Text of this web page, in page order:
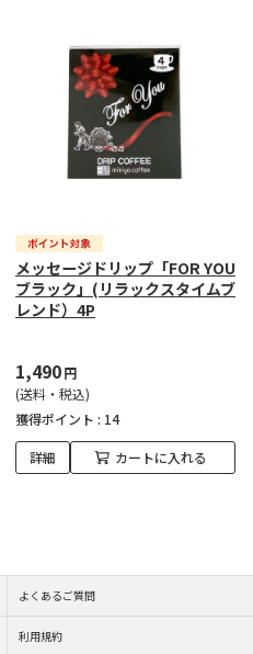
メッセージドリップ「FOR YOU
ブラック」(リラックスタイムブ
レンド）4P
1,490円
(送料・税込)
獲得ポイント : 14
詳細 カートに入れる
よくあるご質問
利用規約